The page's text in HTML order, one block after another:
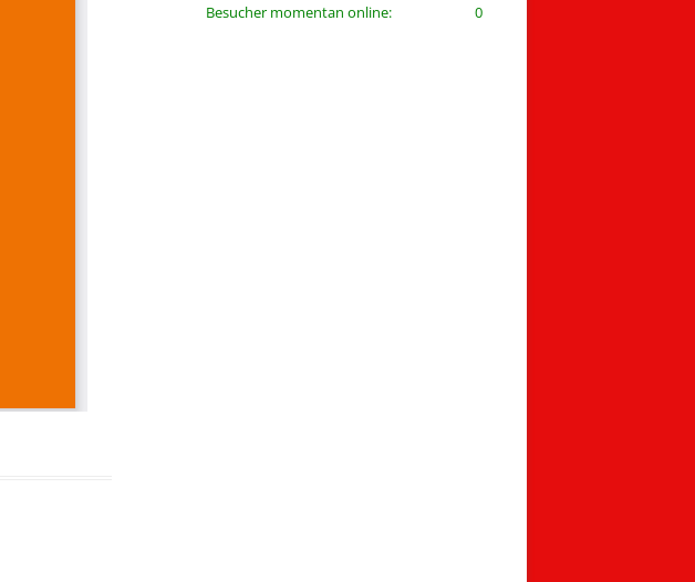
0
Besucher momentan online: